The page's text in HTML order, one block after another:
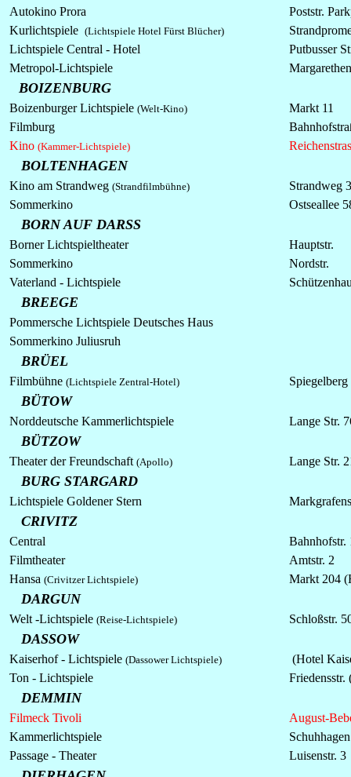
Autokino Prora
Poststr.
Kurlichtspiele (Lichtspiele Hotel Fürst Blücher)
Lichtspiele Central - Hotel
Putbusser
Metropol-Lichtspiele
BOIZENBURG
Boizenburger Lichtspiele (Welt-Kino)
Markt 11
Filmburg
Kino (Kammer-Lichtspiele)
BOLTENHAGEN
Kino am Strandweg (Strandfilmbühne)
Strandweg
Sommerkino
Ostseallee
BORN AUF DARSS
Borner Lichtspieltheater
Hauptstr.
Sommerkino
Nordstr.
Vaterland - Lichtspiele
BREEGE
Pommersche Lichtspiele Deutsches Haus
Sommerkino Juliusruh
BRÜEL
Filmbühne (Lichtspiele Zentral-Hotel) Spiegelberg
BÜTOW
Norddeutsche Kammerlichtspiele Lange Str.
BÜTZOW
Theater der Freundschaft (Apollo) Lange Str.
BURG STARGARD
Lichtspiele Goldener Stern
CRIVITZ
Central
Filmtheater
Amtstr. 2
Hansa (Crivitzer Lichtspiele) Markt 204
DARGUN
Welt -Lichtspiele (Reise-Lichtspiele) Schloßstr.
DASSOW
Kaiserhof - Lichtspiele (Dassower Lichtspiele)
(Hotel
Ton - Lichtspiele Friedensstr.
DEMMIN
Filmeck Tivoli
August-
Kammerlichtspiele
Passage - Theater
Luisenstr. 3